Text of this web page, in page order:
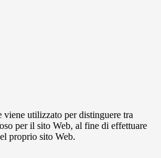
viene utilizzato per distinguere tra
per il sito Web, al fine di effettuare
proprio sito Web.